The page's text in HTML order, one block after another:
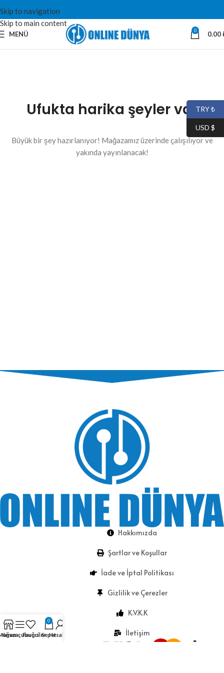
Skip to navigation
Skip to main content
MENÜ 0 0.00
Ufukta harika şeyler var
Büyük bir şey hazırlanıyor! Mağazamız üzerinde çalışılıyor ve
yakında yayınlanacak!
Hakkımızda
Şartlar ve Koşullar
İade ve İptal Politikası
Gizlilik ve Çerezler
K.V.K.K
İletişim
TRY ₺
USD $
Kenar çubuğu
Favoriler
0
SepetHesabım